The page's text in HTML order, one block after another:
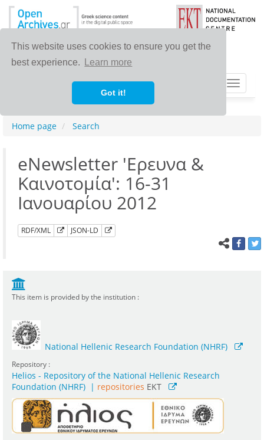
This website uses cookies to ensure you get the
best experience.
Learn more
Got it!
Toggle
Home page Search
eNewsletter 'Ερευνα &
Καινοτομία': 16-31
Ιανουαρίου 2012
RDF/XML JSON-LD
This item is provided by the institution :
National Hellenic Research Foundation (NHRF)
Repository :
Helios - Repository of the National Hellenic Research
Foundation (NHRF) | repositories EKT